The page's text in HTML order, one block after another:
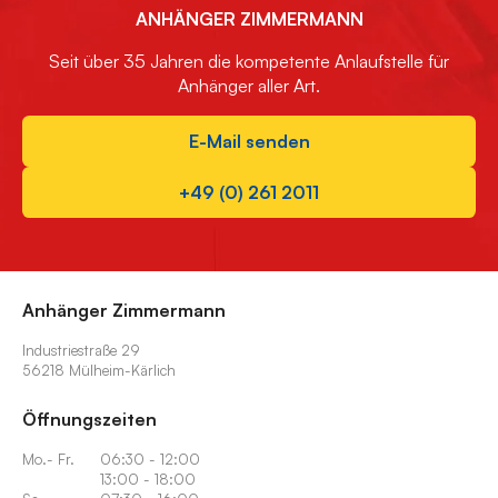
ANHÄNGER ZIMMERMANN
Seit über 35 Jahren die kompetente Anlaufstelle für
Anhänger aller Art.
E-Mail senden
+49 (0) 261 2011
Anhänger Zimmermann
Industriestraße 29
56218 Mülheim-Kärlich
Öffnungszeiten
Mo.- Fr.
06:30 - 12:00
13:00 - 18:00